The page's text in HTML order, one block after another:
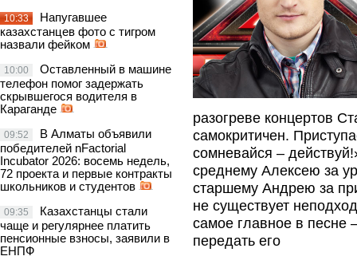
10:33 Напугавшее
казахстанцев фото с тигром
назвали фейком
10:00 Оставленный в машине
телефон помог задержать
скрывшегося водителя в
Караганде
09:52 В Алматы объявили
победителей nFactorial
Incubator 2026: восемь недель,
72 проекта и первые контракты
школьников и студентов
09:35 Казахстанцы стали
чаще и регулярнее платить
пенсионные взносы, заявили в
ЕНПФ
разогреве концертов
самокритичен.
сомневайся –
среднему Алексею за
старшему Андрею за
не существует
самое главное в песне
передать его